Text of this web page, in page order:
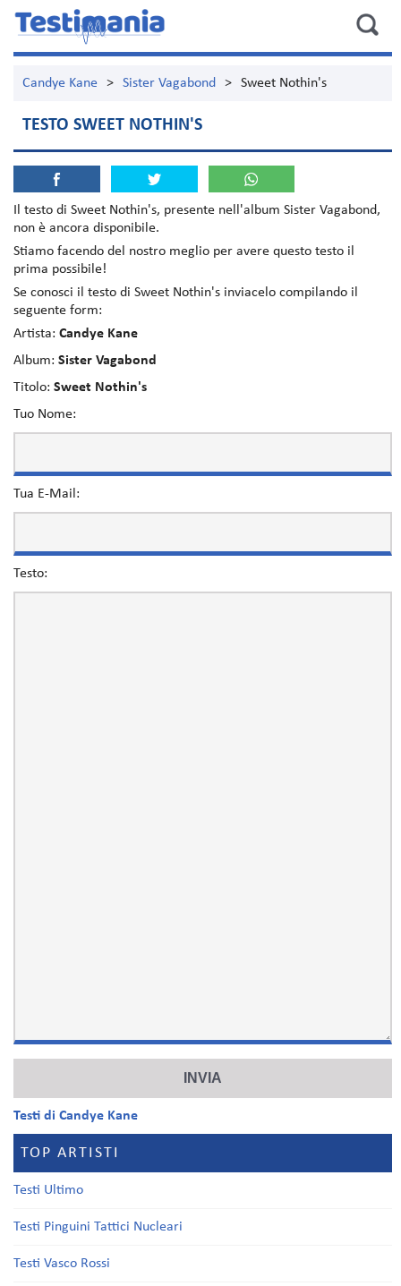
Candye Kane > Sister Vagabond > Sweet Nothin's
TESTO SWEET NOTHIN'S
Il testo di Sweet Nothin's, presente nell'album Sister Vagabond,
non è ancora disponibile.
Stiamo facendo del nostro meglio per avere questo testo il
prima possibile!
Se conosci il testo di Sweet Nothin's inviacelo compilando il
seguente form:
Artista: Candye Kane
Album: Sister Vagabond
Titolo: Sweet Nothin's
Tuo Nome:
Tua E-Mail:
Testo:
Testi di Candye Kane
TOP ARTISTI
Testi Ultimo
Testi Pinguini Tattici Nucleari
Testi Vasco Rossi